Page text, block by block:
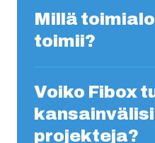
Millä
toimii?
Voiko Fibox
projekteja?